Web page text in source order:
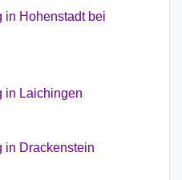
in Hohenstadt bei
in Laichingen
in Drackenstein